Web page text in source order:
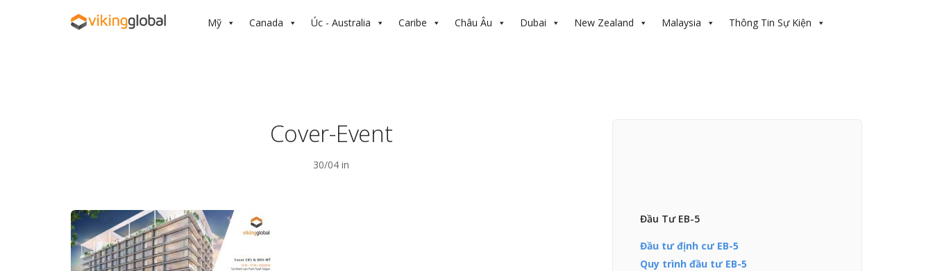
Mỹ Canada Úc - Australia Caribe Châu Âu Dubai New Zealand Malaysia Thông Tin Sự Kiện
Cover-Event
30/04 in
Đầu Tư EB-5
Đầu tư định cư EB-5
Quy trình đầu tư EB-5